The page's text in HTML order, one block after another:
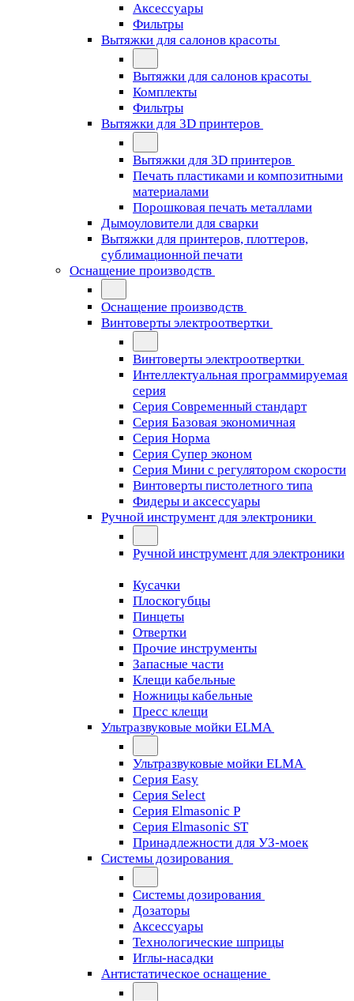
Аксессуары
Фильтры
Вытяжки для салонов красоты
Вытяжки для салонов красоты
Комплекты
Фильтры
Вытяжки для 3D принтеров
Вытяжки для 3D принтеров
Печать пластиками и композитными
материалами
Порошковая печать металлами
Дымоуловители для сварки
Вытяжки для принтеров, плоттеров,
сублимационной печати
Оснащение производств
Оснащение производств
Винтоверты электроотвертки
Винтоверты электроотвертки
Интеллектуальная программируемая
серия
Серия Современный стандарт
Серия Базовая экономичная
Серия Норма
Серия Cупер эконом
Серия Мини с регулятором скорости
Винтоверты пистолетного типа
Фидеры и аксессуары
Ручной инструмент для электроники
Ручной инструмент для электроники
Кусачки
Плоскогубцы
Пинцеты
Отвертки
Прочие инструменты
Запасные части
Клещи кабельные
Ножницы кабельные
Пресс клещи
Ультразвуковые мойки ELMA
Ультразвуковые мойки ELMA
Серия Easy
Серия Select
Серия Elmasonic P
Серия Elmasonic ST
Принадлежности для УЗ-моек
Системы дозирования
Системы дозирования
Дозаторы
Аксессуары
Технологические шприцы
Иглы-насадки
Антистатическое оснащение